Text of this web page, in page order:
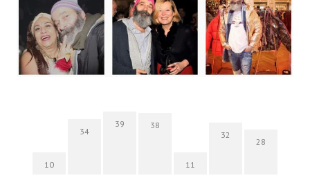
10
34
39 38
11
32
28